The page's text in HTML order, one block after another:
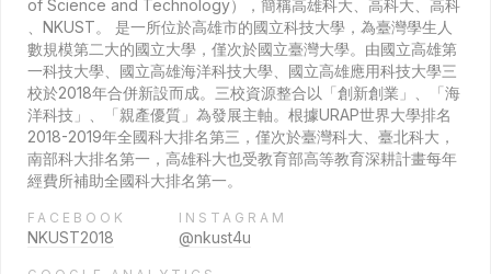
of Science and Technology），簡稱高雄科大、高科大、高科
、NKUST。 是一所位於高雄市的國立科技大學，為臺灣學生人
數規模第二大的國立大學，僅次於國立臺灣大學。由國立高雄第
一科技大學、國立高雄海洋科技大學、國立高雄應用科技大學三
校於2018年合併新設而成。三校資源整合以「創新創業」、「海
洋科技」、「親產優質」為發展主軸。根據URAP世界大學排名
2018-2019年全國科大排名第三，僅次於臺灣科大、臺北科大，
南部科大排名第一，高雄科大也受教育部高等教育深耕計畫每年
經費所補助全國科大排名第一。
FACEBOOK
NKUST2018
INSTAGRAM
@nkust4u